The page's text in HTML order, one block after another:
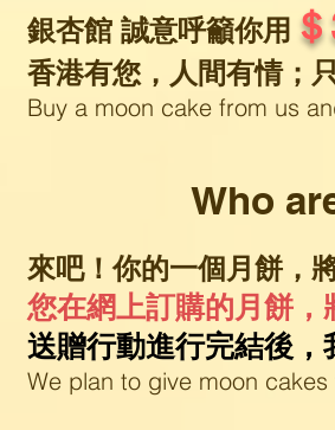
銀杏館 誠意呼籲你用
香港有您，人間有情；
Buy a moon cake from us
Who
來吧！你的一個月餅，
您在網上訂購的月餅，
送贈行動進行完結後
We plan to give moon